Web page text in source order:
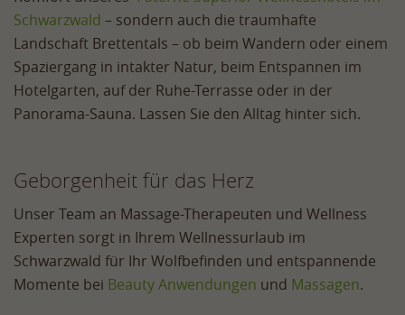
Schwarzwald – sondern auch die traumhafte
Landschaft Brettentals – ob beim Wandern oder einem
Spaziergang in intakter Natur, beim Entspannen im
Hotelgarten, auf der Ruhe-Terrasse oder in der
Panorama-Sauna. Lassen Sie den Alltag hinter sich.
Geborgenheit für das Herz
Unser Team an Massage-Therapeuten und Wellness
Experten sorgt in Ihrem Wellnessurlaub im
Schwarzwald für Ihr Wolfbefinden und entspannende
Momente bei Beauty Anwendungen und Massagen.